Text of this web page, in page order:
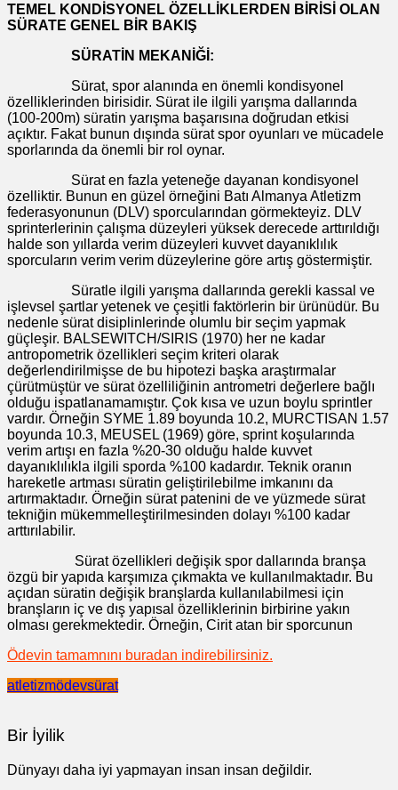
TEMEL KONDİSYONEL ÖZELLİKLERDEN BİRİSİ OLAN
SÜRATE GENEL BİR BAKIŞ
SÜRATİN MEKANİĞİ:
Sürat, spor alanında en önemli kondisyonel
özelliklerinden birisidir. Sürat ile ilgili yarışma dallarında
(100-200m) süratin yarışma başarısına doğrudan etkisi
açıktır. Fakat bunun dışında sürat spor oyunları ve mücadele
sporlarında da önemli bir rol oynar.
Sürat en fazla yeteneğe dayanan kondisyonel
özelliktir. Bunun en güzel örneğini Batı Almanya Atletizm
federasyonunun (DLV) sporcularından görmekteyiz. DLV
sprinterlerinin çalışma düzeyleri yüksek derecede arttırıldığı
halde son yıllarda verim düzeyleri kuvvet dayanıklılık
sporcuların verim verim düzeylerine göre artış göstermiştir.
Süratle ilgili yarışma dallarında gerekli kassal ve
işlevsel şartlar yetenek ve çeşitli faktörlerin bir ürünüdür. Bu
nedenle sürat disiplinlerinde olumlu bir seçim yapmak
güçleşir. BALSEWITCH/SIRIS (1970) her ne kadar
antropometrik özellikleri seçim kriteri olarak
değerlendirilmişse de bu hipotezi başka araştırmalar
çürütmüştür ve sürat özelliliğinin antrometri değerlere bağlı
olduğu ispatlanamamıştır. Çok kısa ve uzun boylu sprintler
vardır. Örneğin SYME 1.89 boyunda 10.2, MURCTISAN 1.57
boyunda 10.3, MEUSEL (1969) göre, sprint koşularında
verim artışı en fazla %20-30 olduğu halde kuvvet
dayanıklılıkla ilgili sporda %100 kadardır. Teknik oranın
hareketle artması süratin geliştirilebilme imkanını da
artırmaktadır. Örneğin sürat patenini de ve yüzmede sürat
tekniğin mükemmelleştirilmesinden dolayı %100 kadar
arttırılabilir.
Sürat özellikleri değişik spor dallarında branşa
özgü bir yapıda karşımıza çıkmakta ve kullanılmaktadır. Bu
açıdan süratin değişik branşlarda kullanılabilmesi için
branşların iç ve dış yapısal özelliklerinin birbirine yakın
olması gerekmektedir. Örneğin, Cirit atan bir sporcunun
Ödevin tamamnını buradan indirebilirsiniz.
atletizmödevsürat
Bir İyilik
Dünyayı daha iyi yapmayan insan insan değildir.